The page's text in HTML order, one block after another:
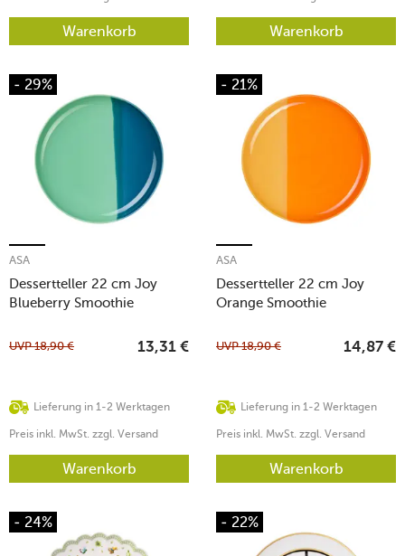
Warenkorb Warenkorb
- 29%
Dessertteller 22 cm Joy
Blueberry Smoothie
ASA
Lieferung in 1-2 Werktagen
UVP18,90 € 13,31 €
Preis inkl. MwSt. zzgl. Versand
Warenkorb
- 21%
Dessertteller 22 cm Joy
Orange Smoothie
ASA
Lieferung in 1-2 Werktagen
UVP18,90 € 14,87 €
Preis inkl. MwSt. zzgl. Versand
Warenkorb
- 24% - 22%